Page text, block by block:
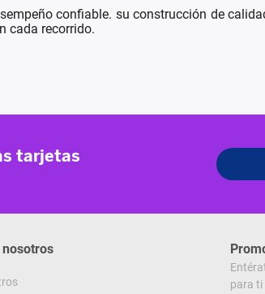
confiable. su construcción de
cada recorrido.
para ti